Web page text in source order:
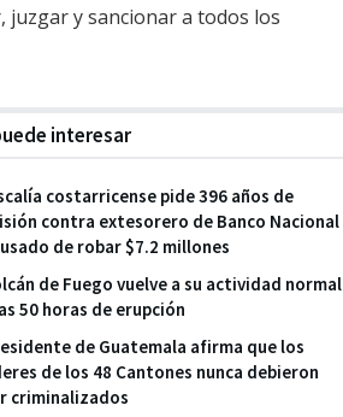
juzgar y sancionar a todos los
interesar
costarricense pide 396 años de
contra extesorero de Banco Nacional
de robar $7.2 millones
de Fuego vuelve a su actividad normal
50 horas de erupción
de Guatemala afirma que los
de los 48 Cantones nunca debieron
criminalizados